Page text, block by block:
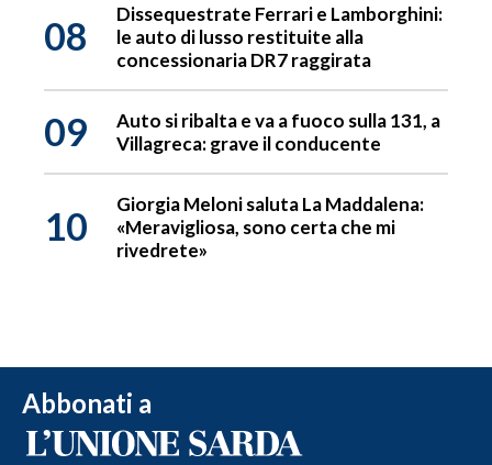
08
Dissequestrate Ferrari e Lamborghini:
le auto di lusso restituite alla
concessionaria DR7 raggirata
09
Auto si ribalta e va a fuoco sulla 131, a
Villagreca: grave il conducente
10
Giorgia Meloni saluta La Maddalena:
«Meravigliosa, sono certa che mi
rivedrete»
Abbonati a